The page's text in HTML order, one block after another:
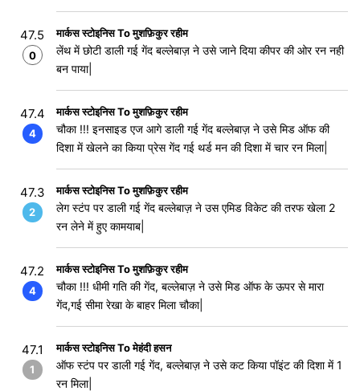
47.5
0
मार्कस स्टोइनिस To मुशफ़िकुर रहीम
लेंथ में छोटी डाली गई गेंद बल्लेबाज़ ने उसे जाने दिया कीपर की ओर रन नही
बन पाया|
47.4
4
मार्कस स्टोइनिस To मुशफ़िकुर रहीम
चौका !!! इनसाइड एज आगे डाली गई गेंद बल्लेबाज़ ने उसे मिड ऑफ की
दिशा में खेलने का किया प्रेस गेंद गई थर्ड मन की दिशा में चार रन मिला|
47.3
2
मार्कस स्टोइनिस To मुशफ़िकुर रहीम
लेग स्टंप पर डाली गई गेंद बल्लेबाज़ ने उस एमिड विकेट की तरफ खेला 2
रन लेने में हुए कामयाब|
47.2
4
मार्कस स्टोइनिस To मुशफ़िकुर रहीम
चौका !!! धीमी गति की गेंद, बल्लेबाज़ ने उसे मिड ऑफ के ऊपर से मारा
गेंद,गई सीमा रेखा के बाहर मिला चौका|
47.1
1
मार्कस स्टोइनिस To मेहंदी हसन
ऑफ स्टंप पर डाली गई गेंद, बल्लेबाज़ ने उसे कट किया पॉइंट की दिशा में 1
रन मिला|